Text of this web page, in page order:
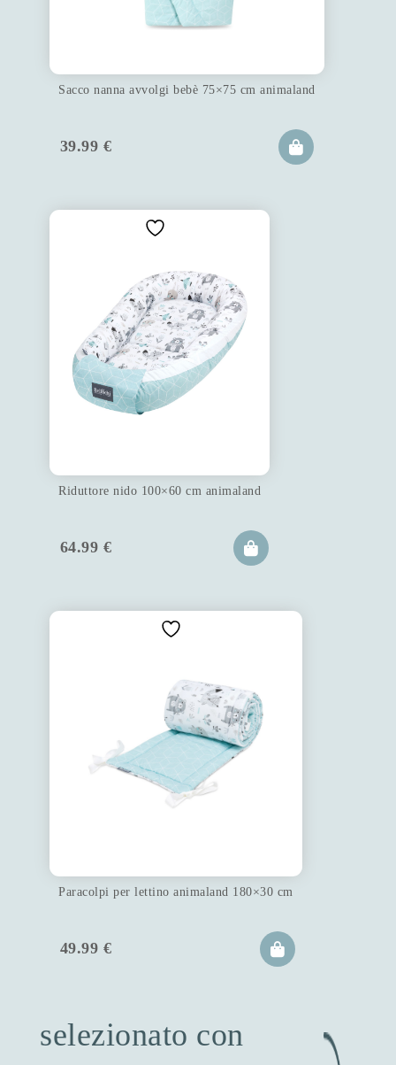
Sacco nanna avvolgi bebè 75×75 cm animaland
39.99 €
Riduttore nido 100×60 cm animaland
64.99 €
Paracolpi per lettino animaland 180×30 cm
49.99 €
selezionato con